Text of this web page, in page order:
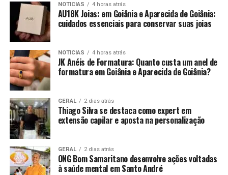
NOTICIAS 4 horas atrás
AU18K Joias: em Goiânia e Aparecida de Goiânia:
cuidados essenciais para conservar suas joias
NOTICIAS 4 horas atrás
JK Anéis de Formatura: Quanto custa um anel de
formatura em Goiânia e Aparecida de Goiânia?
GERAL 2 dias atrás
Thiago Silva se destaca como expert em
extensão capilar e aposta na personalização
GERAL 2 dias atrás
ONG Bom Samaritano desenvolve ações voltadas
à saúde mental em Santo André